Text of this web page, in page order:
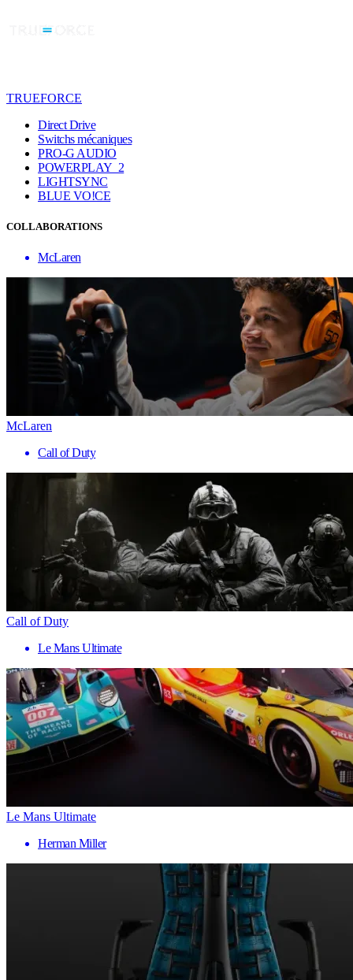
TRUEFORCE
Direct Drive
Switchs mécaniques
PRO-G AUDIO
POWERPLAY 2
LIGHTSYNC
BLUE VO!CE
COLLABORATIONS
McLaren
McLaren
Call of Duty
Call of Duty
Le Mans Ultimate
Le Mans Ultimate
Herman Miller